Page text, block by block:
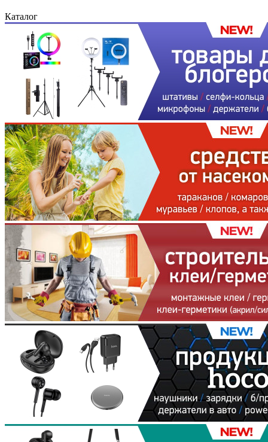
Каталог